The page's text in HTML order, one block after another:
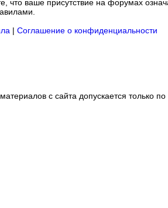
что ваше присутствие на форумах
| Соглашение о конфиденциальности
с сайта допускается только